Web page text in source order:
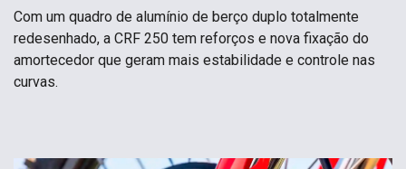
Com um quadro de alumínio de berço duplo totalmente
redesenhado, a CRF 250 tem reforços e nova fixação do
amortecedor que geram mais estabilidade e controle nas
curvas.